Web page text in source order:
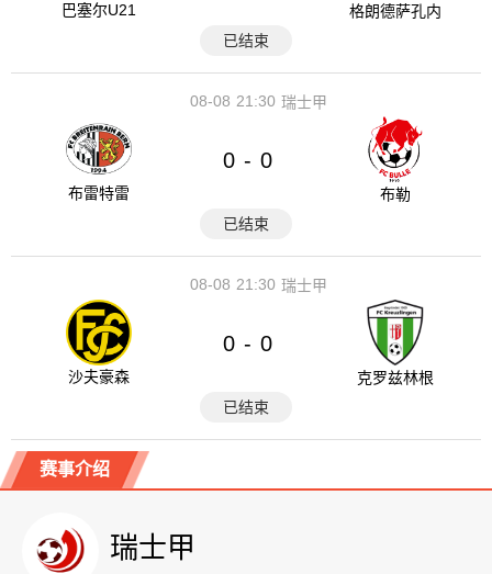
巴塞尔U21
格朗德萨孔内
已结束
21:30
08-08 瑞士甲
布雷特雷
0 - 0
布勒
已结束
21:30
08-08 瑞士甲
沙夫豪森
0 - 0
克罗兹林根
已结束
赛事介绍
瑞士甲